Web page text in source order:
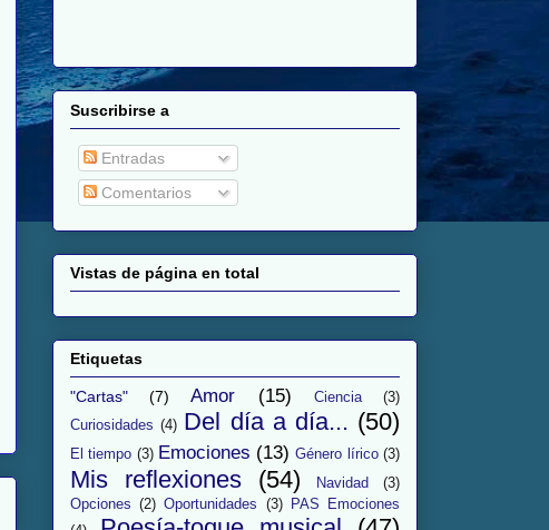
Suscribirse a
Entradas
Comentarios
Vistas de página en total
Etiquetas
"Cartas" (7) Amor (15) Ciencia
(3)
Curiosidades (4) Del día a día... (50)
El tiempo (3) Emociones (13) Género lírico (3)
Mis reflexiones (54) Navidad
(3)
Opciones (2) Oportunidades (3)
PAS Emociones